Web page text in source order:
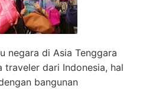
negara di Asia Tenggara
dari Indonesia, hal
bangunan